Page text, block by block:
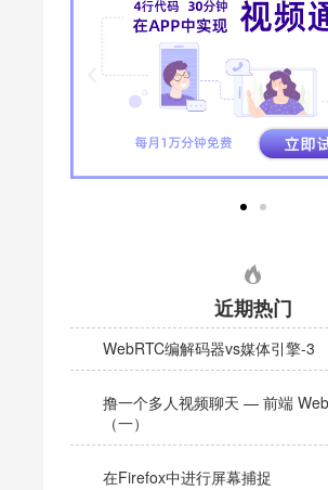
近期热门
WebRTC编解码器vs媒体引擎-3
撸一个多人视频聊天 — 前端
（一）
在Firefox中进行屏幕捕捉